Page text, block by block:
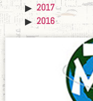
2017
2016